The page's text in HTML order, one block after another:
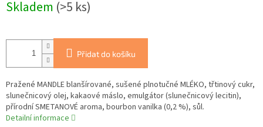
cena:
Skladem (>5 ks)
Přidat do košíku
Pražené MANDLE blanšírované, sušené plnotučné MLÉKO, třtinový cukr,
slunečnicový olej, kakaové máslo, emulgátor (slunečnicový lecitin),
přírodní SMETANOVÉ aroma, bourbon vanilka (0,2 %), sůl.
Detailní informace